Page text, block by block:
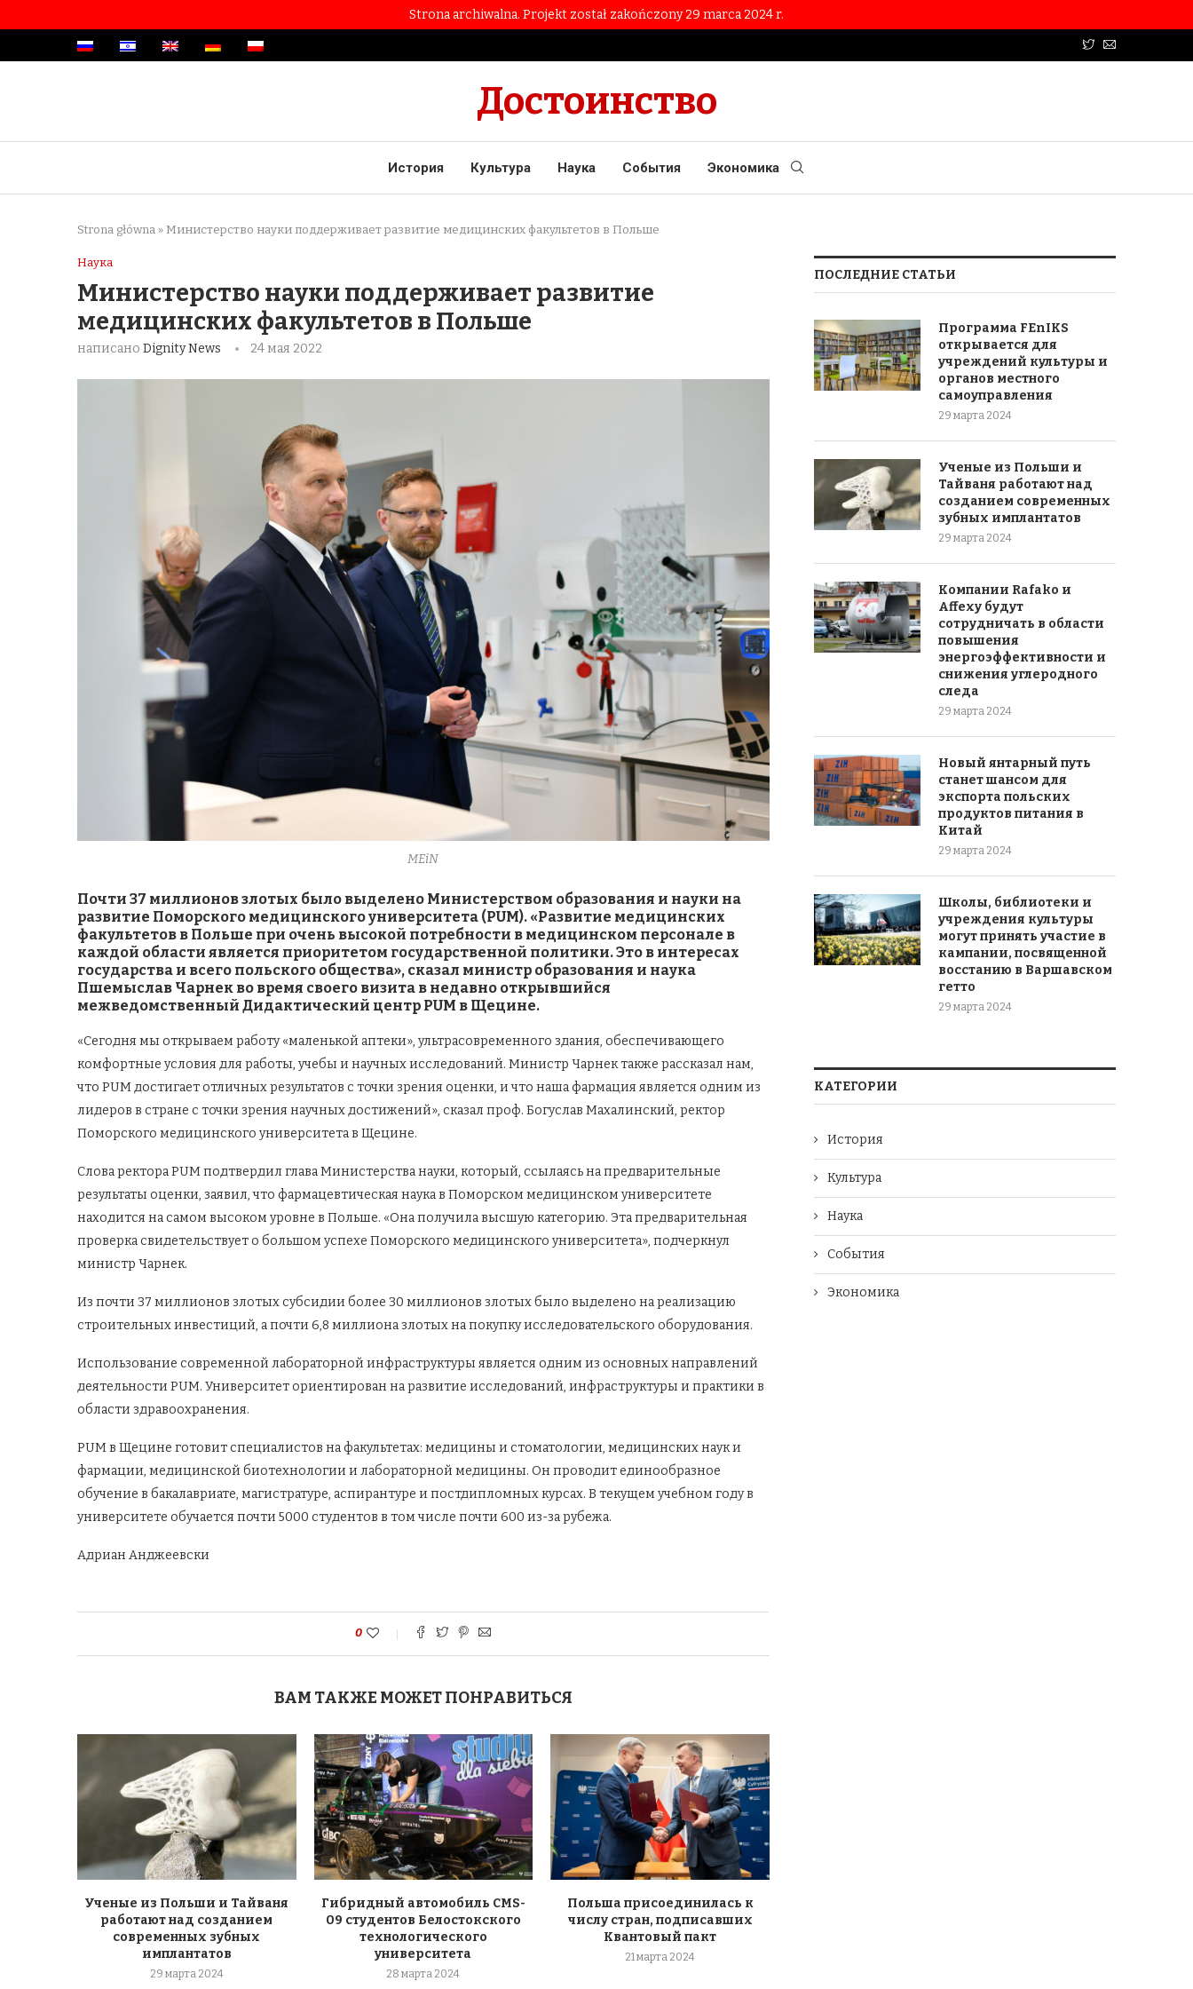
Strona archiwalna. Projekt został zakończony 29 marca 2024 r.
Достоинство
История Культура Наука События Экономика
Strona główna » Министерство науки поддерживает развитие медицинских факультетов в Польше
Наука
Министерство науки поддерживает развитие
медицинских факультетов в Польше
написано Dignity News 24 мая 2022
MEiN
Почти 37 миллионов злотых было выделено Министерством образования и науки на
развитие Поморского медицинского университета (PUM). «Развитие медицинских
факультетов в Польше при очень высокой потребности в медицинском персонале в
каждой области является приоритетом государственной политики. Это в интересах
государства и всего польского общества», сказал министр образования и наука
Пшемыслав Чарнек во время своего визита в недавно открывшийся
межведомственный Дидактический центр PUM в Щецине.
«Сегодня мы открываем работу «маленькой аптеки», ультрасовременного здания, обеспечивающего
комфортные условия для работы, учебы и научных исследований. Министр Чарнек также рассказал нам,
что PUM достигает отличных результатов с точки зрения оценки, и что наша фармация является одним из
лидеров в стране с точки зрения научных достижений», сказал проф. Богуслав Махалинский, ректор
Поморского медицинского университета в Щецине.
Слова ректора PUM подтвердил глава Министерства науки, который, ссылаясь на предварительные
результаты оценки, заявил, что фармацевтическая наука в Поморском медицинском университете
находится на самом высоком уровне в Польше. «Она получила высшую категорию. Эта предварительная
проверка свидетельствует о большом успехе Поморского медицинского университета», подчеркнул
министр Чарнек.
Из почти 37 миллионов злотых субсидии более 30 миллионов злотых было выделено на реализацию
строительных инвестиций, а почти 6,8 миллиона злотых на покупку исследовательского оборудования.
Использование современной лабораторной инфраструктуры является одним из основных направлений
деятельности PUM. Университет ориентирован на развитие исследований, инфраструктуры и практики в
области здравоохранения.
PUM в Щецине готовит специалистов на факультетах: медицины и стоматологии, медицинских наук и
фармации, медицинской биотехнологии и лабораторной медицины. Он проводит единообразное
обучение в бакалавриате, магистратуре, аспирантуре и постдипломных курсах. В текущем учебном году в
университете обучается почти 5000 студентов в том числе почти 600 из-за рубежа.
Адриан Анджеевски
0
ВАМ ТАКЖЕ МОЖЕТ ПОНРАВИТЬСЯ
Ученые из Польши и Тайваня
работают над созданием
современных зубных
имплантатов
29 марта 2024
Гибридный автомобиль CMS-
09 студентов Белостокского
технологического
университета
28 марта 2024
Польша присоединилась к
числу стран, подписавших
Квантовый пакт
21 марта 2024
ПОСЛЕДНИЕ СТАТЬИ
Программа FEnIKS
открывается для
учреждений культуры и
органов местного
самоуправления
29 марта 2024
Ученые из Польши и
Тайваня работают над
созданием современных
зубных имплантатов
29 марта 2024
Компании Rafako и
Affexy будут
сотрудничать в области
повышения
энергоэффективности и
снижения углеродного
следа
29 марта 2024
Новый янтарный путь
станет шансом для
экспорта польских
продуктов питания в
Китай
29 марта 2024
Школы, библиотеки и
учреждения культуры
могут принять участие в
кампании, посвященной
восстанию в Варшавском
гетто
29 марта 2024
КАТЕГОРИИ
История
Культура
Наука
События
Экономика